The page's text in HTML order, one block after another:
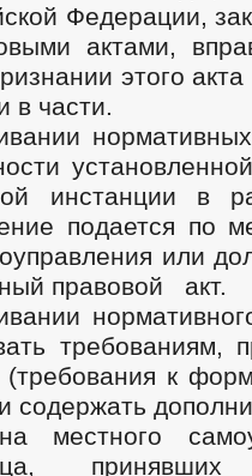
Федерации,
актами,
этого
в части.
инстанции в
подается по
или
правовой акт.
требованиям,
к
содержать
местного
принявших